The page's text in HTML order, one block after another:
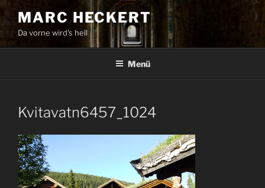
Zum
Inhalt
springen
MARC HECKERT
Da vorne wird's hell
Menü
Kvitavatn6457_1024